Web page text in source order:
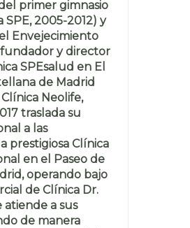
primer gimnasio
2005-2012) y
Envejecimiento
y director
SPEsalud en El
de Madrid
Clínica Neolife,
traslada su
a las
prestigiosa Clínica
en el Paseo de
operando bajo
de Clínica Dr.
a sus
de manera